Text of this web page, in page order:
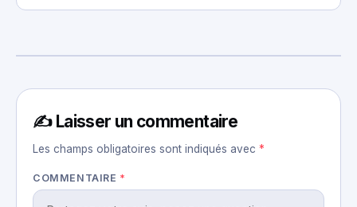
✍️ Laisser un commentaire
Les champs obligatoires sont indiqués avec *
COMMENTAIRE *